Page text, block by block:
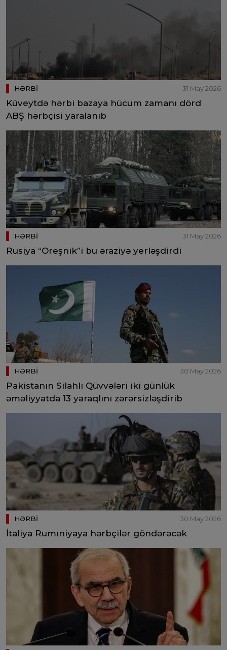
HƏRBİ 31 May 2026
Küveytdə hərbi bazaya hücum zamanı dörd
ABŞ hərbçisi yaralanıb
HƏRBİ 31 May 2026
Rusiya “Oreşnik”i bu əraziyə yerləşdirdi
HƏRBİ 30 May 2026
Pakistanın Silahlı Qüvvələri iki günlük
əməliyyatda 13 yaraqlını zərərsizləşdirib
HƏRBİ 30 May 2026
İtaliya Rumıniyaya hərbçilər göndərəcək